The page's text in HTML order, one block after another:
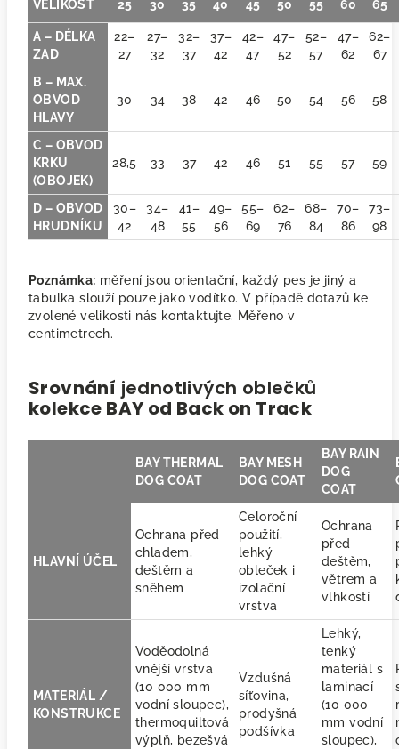
VELIKOST 25 30 35 40 45 50 55 60 65
A – DÉLKA
ZAD
22–
27
27–
32
32–
37
37–
42
42–
47
47–
52
52–
57
47–
62
62–
67
B – MAX.
OBVOD
HLAVY
30 34 38 42 46 50 54 56 58
C – OBVOD
KRKU
(OBOJEK)
28,5 33 37 42 46 51 55 57 59
D – OBVOD
HRUDNÍKU
30–
42
34–
48
41–
55
49–
56
55–
69
62–
76
68–
84
70–
86
73–
98
Poznámka: měření jsou orientační, každý pes je jiný a
tabulka slouží pouze jako vodítko. V případě dotazů ke
zvolené velikosti nás kontaktujte. Měřeno v
centimetrech.
Srovnání jednotlivých oblečků
kolekce BAY od Back on Track
BAY THERMAL
DOG COAT
BAY MESH
DOG COAT
BAY RAIN
DOG
COAT
HLAVNÍ ÚČEL
Ochrana před
chladem,
deštěm a
sněhem
Celoroční
použití,
lehký
obleček i
izolační
vrstva
Ochrana
před
deštěm,
větrem a
vlhkostí
MATERIÁL /
KONSTRUKCE
Voděodolná
vnější vrstva
(10 000 mm
vodní sloupec),
thermoquiltová
výplň, bezešvá
Vzdušná
síťovina,
prodyšná
podšívka
Lehký,
tenký
materiál s
laminací
(10 000
mm vodní
sloupec),